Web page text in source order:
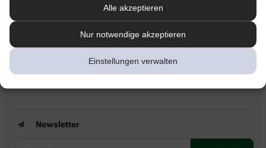
Alle akzeptieren
Nur notwendige akzeptieren
Einstellungen verwalten
Newsletter
Barrierefreiheitserklärung
Newsletter